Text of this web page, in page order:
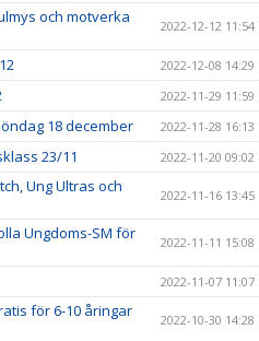
och motverka
2022-12-12 11:54
2022-12-08 14:29
2022-11-29 11:59
18 december 2022-11-28 16:13
23/11 2022-11-20 09:02
Ung Ultras och
2022-11-16 13:45
Ungdoms-SM för
2022-11-11 15:08
2022-11-07 11:07
för 6-10 åringar
2022-10-30 14:28